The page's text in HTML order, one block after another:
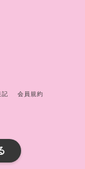
記 会員規約